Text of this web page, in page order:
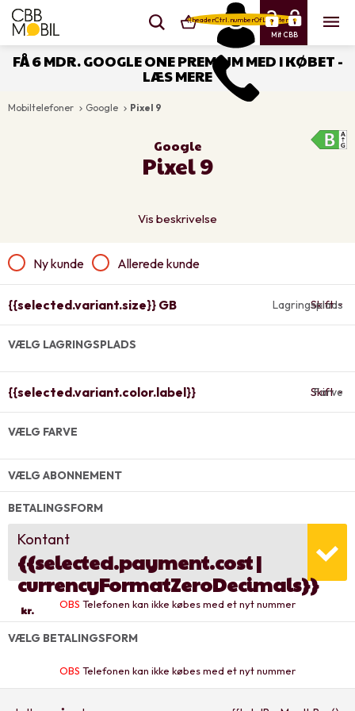
{{headerCtrl.numberOfLineItems}}
Mit CBB
FÅ 6 MDR. GOOGLE ONE PREMIUM MED I KØBET -
LÆS MERE
Mobiltelefoner keyboard_arrow_right Google keyboard_arrow_right Pixel 9
Google
Pixel 9
Vis beskrivelse
Ny kunde Allerede kunde
{{selected.variant.size}} GB Skift
Lagringsplads
VÆLG LAGRINGSPLADS
{{selected.variant.color.label}} Skift
Farve
VÆLG FARVE
VÆLG ABONNEMENT
BETALINGSFORM
Kontant
{{selected.payment.cost |
currencyFormatZeroDecimals}}
kr. OBS Telefonen kan ikke købes med et nyt nummer
VÆLG BETALINGSFORM
OBS Telefonen kan ikke købes med et nyt nummer